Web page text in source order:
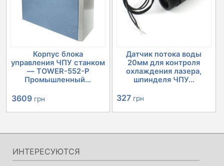
Корпус блока
управления ЧПУ станком
— TOWER-552-P
Промышленный...
Первоначальная
цена
составляла
4030 грн.
3609 грн
цена:
3609 грн.
Датчик потока воды
20мм для контроля
охлаждения лазера,
шпинделя ЧПУ...
327 грн
ИНТЕРЕСУЮТСЯ